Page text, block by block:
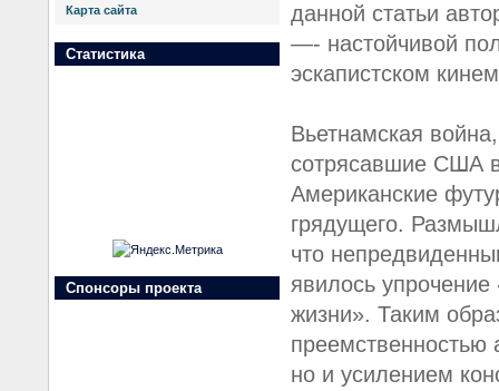
Карта сайта
Статистика
Спонсоры проекта
данной статьи
—- настойчивой
эскапистском
Вьетнамская
сотрясавшие США
Американские
грядущего.
что
явилось
жизни». Таким
преемственностью
но и усилением